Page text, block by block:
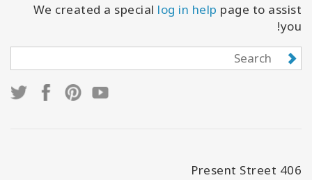
We created a special log in help page to assist
you!
406 Present Street